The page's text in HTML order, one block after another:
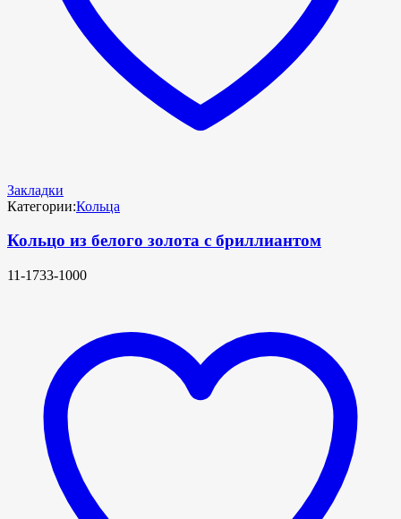
Закладки
Категории:Кольца
Кольцо из белого золота с бриллиантом
11-1733-1000